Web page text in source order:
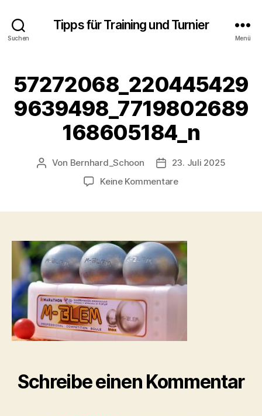
Suchen
Tipps für Training und Turnier
Menü
57272068_220445429
9639498_7719802689
168605184_n
Beitragsautor
Von Bernhard_Schoon Veröffentlichungsdatum
23. Juli 2025
Keine Kommentarezu
Schreibe einen Kommentar